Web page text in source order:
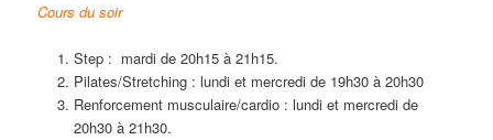
Cours du soir
Step : mardi de 20h15 à 21h15.
Pilates/Stretching : lundi et mercredi de 19h30 à 20h30
Renforcement musculaire/cardio : lundi et mercredi de
20h30 à 21h30.